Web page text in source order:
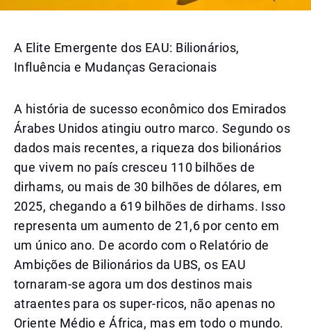
A Elite Emergente dos EAU: Bilionários,
Influência e Mudanças Geracionais
A história de sucesso econômico dos Emirados
Árabes Unidos atingiu outro marco. Segundo os
dados mais recentes, a riqueza dos bilionários
que vivem no país cresceu 110 bilhões de
dirhams, ou mais de 30 bilhões de dólares, em
2025, chegando a 619 bilhões de dirhams. Isso
representa um aumento de 21,6 por cento em
um único ano. De acordo com o Relatório de
Ambições de Bilionários da UBS, os EAU
tornaram-se agora um dos destinos mais
atraentes para os super-ricos, não apenas no
Oriente Médio e África, mas em todo o mundo.